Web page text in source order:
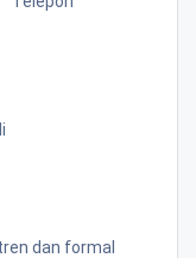
dan formal